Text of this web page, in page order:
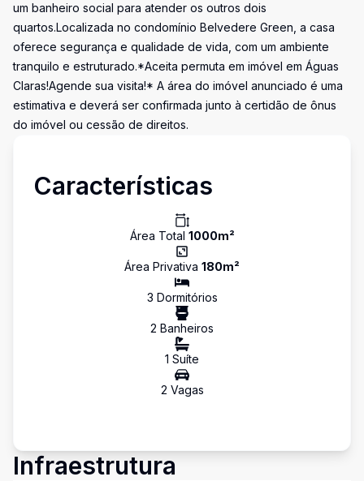
um banheiro social para atender os outros dois
quartos.Localizada no condomínio Belvedere Green, a casa
oferece segurança e qualidade de vida, com um ambiente
tranquilo e estruturado.*Aceita permuta em imóvel em Águas
Claras!Agende sua visita!* A área do imóvel anunciado é uma
estimativa e deverá ser confirmada junto à certidão de ônus
do imóvel ou cessão de direitos.
Características
Área Total 1000m²
Área Privativa 180m²
3 Dormitórios
2 Banheiros
1 Suíte
2 Vagas
Infraestrutura